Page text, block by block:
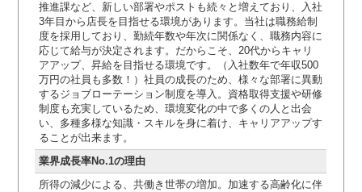
推進課など、新しい部署やポストも続々と増えており、入社
3年目から店長を目指せる環境があります。当社は職務給制
度を採用しており、勤続年数や年次に関係なく、職務内容に
応じて給与が決定されます。だからこそ、20代からキャリ
アアップ、昇給を目指せる環境です。（入社数年で年収500
万円の社員も多数！）社員の成長のため、様々な部署に異動
するジョブローテーション制度を導入。資格取得支援や研修
制度も充実しているため、環境変化の中で多くの人と出会
い、多種多様な知識・スキルを身に着け、キャリアアップす
ることが出来ます。
業界成長率No.1の理由
所得の減少による、共働き世帯の増加。加速する高齢化に伴